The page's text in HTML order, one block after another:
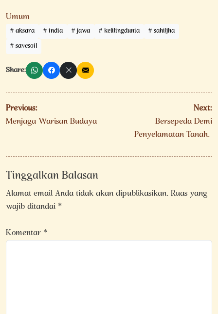
Umum
aksara india jawa kelilingdunia
sahiljha
savesoil
Share:
Navigasi
pos
Previous:
Menjaga Warisan Budaya
Next:
Bersepeda Demi
Penyelamatan Tanah.
Tinggalkan Balasan
Alamat email Anda tidak akan dipublikasikan.Ruas yang
wajib ditandai*
Komentar*